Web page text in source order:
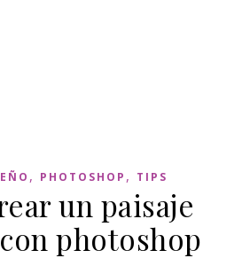
, PHOTOSHOP , TIPS
un paisaje
photoshop